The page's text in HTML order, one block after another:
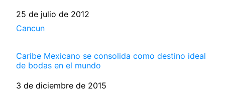
Fecha
25 de julio de 2012
Respecto a
Cancun
Caribe Mexicano se consolida como destino ideal
de bodas en el mundo
Fecha
3 de diciembre de 2015